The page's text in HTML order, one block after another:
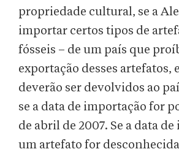
propriedade cultural, se a
importar certos tipos de
fósseis – de um país que
exportação desses artefatos,
deverão ser devolvidos ao
se a data de importação for
de abril de 2007. Se a data
um artefato for